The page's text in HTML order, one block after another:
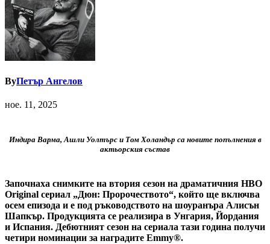
ByПетър Ангелов
ное. 11, 2025
Индира Варма, Ашли Уолтърс и Том Холандър са новите попълнения в
актьорския състав
Започнаха снимките на втория сезон на драматичния HBO
Original сериал „Дюн: Пророчеството“, който ще включва
осем епизода и е под ръководството на шоуранъра Алисън
Шапкър. Продукцията се реализира в Унгария, Йордания
и Испания. Дебютният сезон на сериала тази година получи
четири номинации за наградите Emmy®.